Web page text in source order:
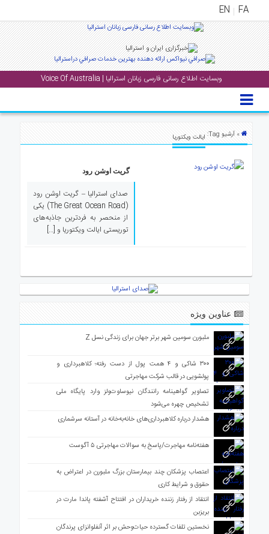
FA
EN
وبسایت اطلاع رسانی فارسی زبانان استرالیا | Voice Of Australia
منوی
اصلی
جشن
ارتباط
» آرشیو Tag: ایالت ویکتوریا
گریت اوشن رود
صدای استرالیا – گریت اوشن رود
(The Great Ocean Road) یکی
از منحصر به فردترین جاذبه‌های
توریستی ایالت ویکتوریا و […]
عناوین ویژه
ملبورن سومین شهر برتر جهان برای زندگی نسل Z
۳۰۰ شاکی و ۴ همت پول از دست رفته؛ کلاهبرداری و
پولشویی در قالب شرکت مهاجرتی
تصاویر گواهینامه رانندگان نیوساوت‌ولز وارد پایگاه ملی
تشخیص چهره می‌شود
هشدار درباره کلاهبرداری‌های خانه‌به‌خانه در آستانه سرشماری
هفته‌نامه مهاجرت/پاسخ به سوالات مهاجرتی ۵ آگوست
اعتصاب پزشکان چند بیمارستان بزرگ ملبورن در اعتراض به
حقوق و شرایط کاری
انتقاد از رفتار زننده خریداران در افتتاح آشفته پاندا مارت در
بریزبن
نخستین تلفات گسترده حیات‌وحش بر اثر آنفلوانزای پرندگان